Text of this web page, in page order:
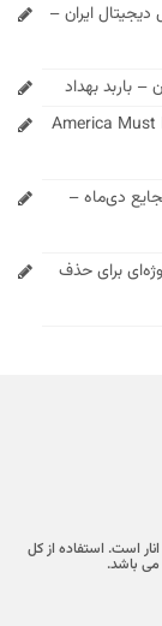
ایران –
– باربد بهداد
America
دی‌ماه –
برای حذف
است. استفاده از کل
می باشد.